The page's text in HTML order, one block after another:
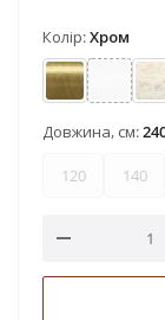
Колір:Хром
Антик Арктіс
Довжина, см:
120 140